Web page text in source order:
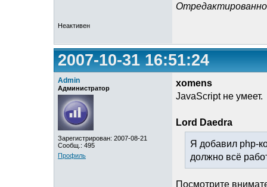
Отредактированно
Неактивен
2007-10-31 16:51:24
Admin
Администратор
Зарегистрирован: 2007-08-21
Сообщ.: 495
Профиль
xomens
JavaScript не умеет.
Lord Daedra
Я добавил php-
должно всё
Посмотрите